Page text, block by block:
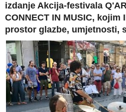
izdanje Akcija-festivala
CONNECT IN MUSIC,
prostor glazbe, umjetnosti,